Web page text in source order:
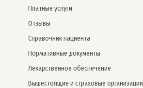
Платные услуги
Отзывы
Справочник пациента
Нормативные документы
Лекарственное обеспечение
Вышестоящие и страховые организации